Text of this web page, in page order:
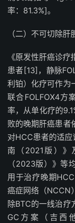
率： 81.3%]。
（二）不可切除肝
《原发性肝癌诊疗
患者 [13] ，静脉
利铂）化疗可作为
联合FOLFOX4方
率，从单化疗的9.1
败的晚期肝癌患者
对HCC患者的适应
南（ 2021 版）》
（2023版）》等
用于治疗晚期HCC
癌症网络（NCCN
除BTC的一线治疗
GC 方案（吉西